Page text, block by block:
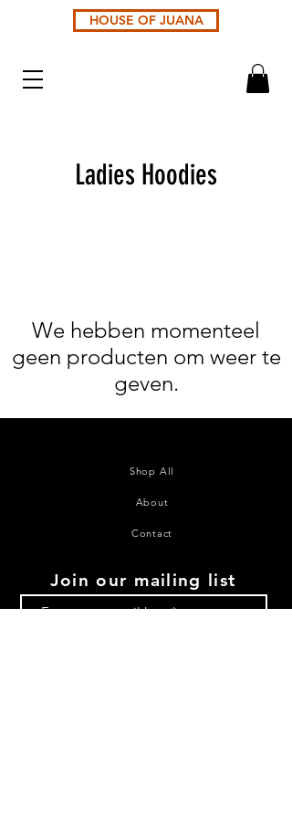
HOUSE OF JUANA
Ladies Hoodies
We hebben momenteel
geen producten om weer te
geven.
Shop All
About
Contact
Join our mailing list